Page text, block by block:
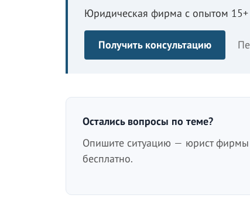
Юридическая фирма с опытом 15+
Получить консультацию
Остались вопросы по теме?
Опишите ситуацию — юрист фирмы
бесплатно.